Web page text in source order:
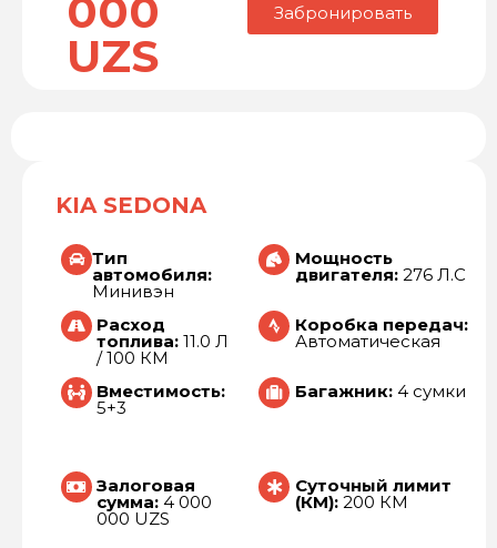
000
UZS
Забронировать
KIA SEDONA
Тип
автомобиля:
Минивэн
Мощность
двигателя:276 Л.С
Расход
топлива: 11.0 Л
/ 100 КМ
Коробка передач:
Автоматическая
Вместимость:
5+3
Багажник:4 сумки
Залоговая
сумма: 4 000
000 UZS
Суточный лимит
(КМ):200 КМ